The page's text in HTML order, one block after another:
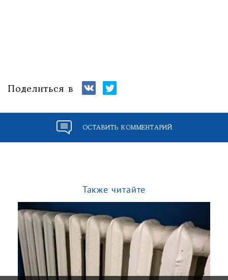
Поделиться в
ОСТАВИТЬ КОММЕНТАРИЙ
Также читайте